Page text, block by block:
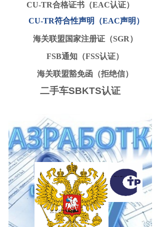
CU-TR合格证书（EAC认证）
CU-TR符合性声明（EAC声明 ）
海关联盟 国家注册证（SGR）
FSB通知（FSS认证）
海关联盟豁免函（拒绝信）
二手车SBKTS认证